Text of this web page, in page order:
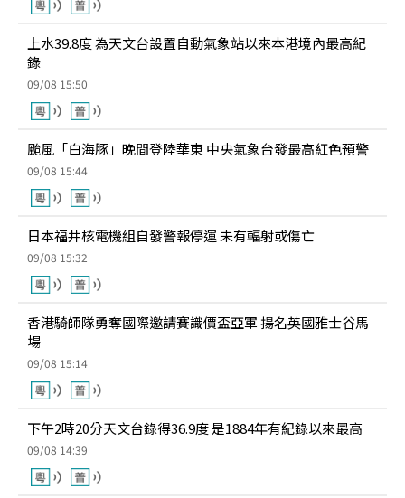
上水39.8度 為天文台設置自動氣象站以來本港境內最高紀
錄
09/08 15:50
颱風「白海豚」晚間登陸華東 中央氣象台發最高紅色預警
09/08 15:44
日本福井核電機組自發警報停運 未有輻射或傷亡
09/08 15:32
香港騎師隊勇奪國際邀請賽識價盃亞軍 揚名英國雅士谷馬
場
09/08 15:14
下午2時20分天文台錄得36.9度 是1884年有紀錄以來最高
09/08 14:39